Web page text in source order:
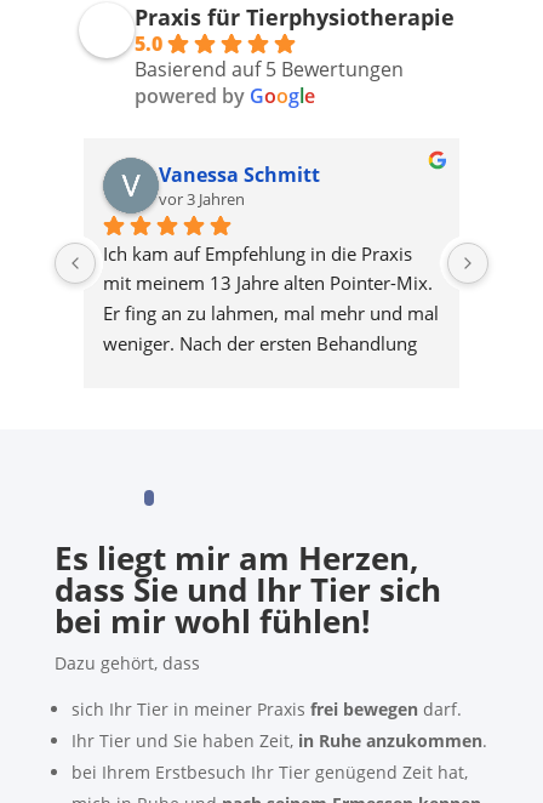
Praxis für Tierphysiotherapie
5.0
Basierend auf 5 Bewertungen
powered by Google
Vanessa Schmitt
vor 3 Jahren
Ich kam auf Empfehlung in die Praxis
mit meinem 13 Jahre alten Pointer-Mix.
Er fing an zu lahmen, mal mehr und mal
weniger. Nach der ersten Behandlung
hat die Behandlung sichtlich genossen.
Es liegt mir am Herzen,
dass Sie und Ihr Tier sich
bei mir wohl fühlen!
Dazu gehört, dass
sich Ihr Tier in meiner Praxis frei bewegen darf.
Ihr Tier und Sie haben Zeit,in Ruhe anzukommen.
bei Ihrem Erstbesuch Ihr Tier genügend Zeit hat,